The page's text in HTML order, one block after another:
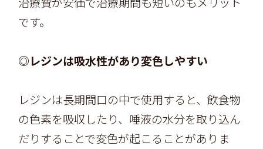
です。
◎レジンは吸水性があり変色しやすい
レジンは長期間口の中で使用すると、飲食物
の色素を吸収したり、唾液の水分を取り込ん
だりすることで変色が起こることがありま